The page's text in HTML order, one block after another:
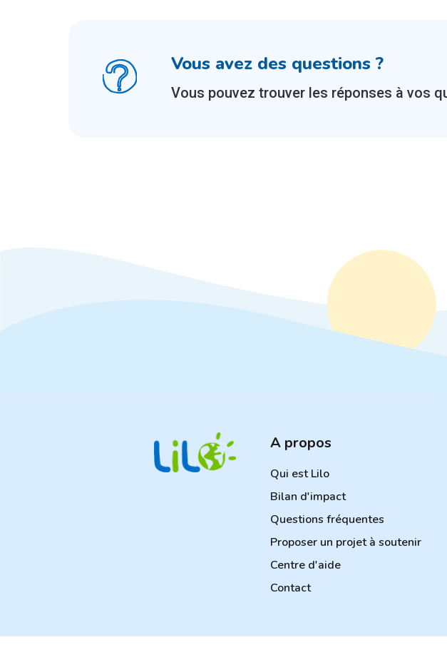
Vous avez des questions ?
Vous pouvez trouver les réponses à vos
A propos
Qui est Lilo
Bilan d'impact
Questions fréquentes
Proposer un projet à soutenir
Centre d'aide
Contact